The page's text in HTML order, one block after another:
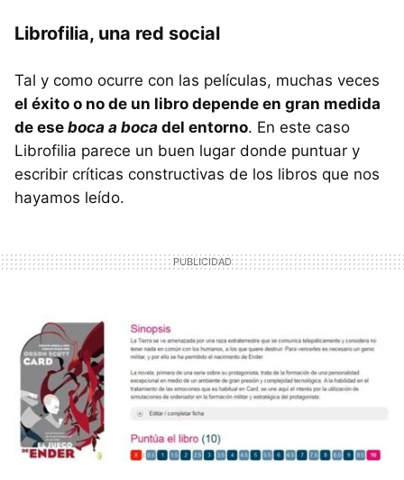
Librofilia, una red social
Tal y como ocurre con las películas, muchas veces
el éxito o no de un libro depende en gran medida
de ese boca a boca del entorno. En este caso
Librofilia parece un buen lugar donde puntuar y
escribir críticas constructivas de los libros que nos
hayamos leído.